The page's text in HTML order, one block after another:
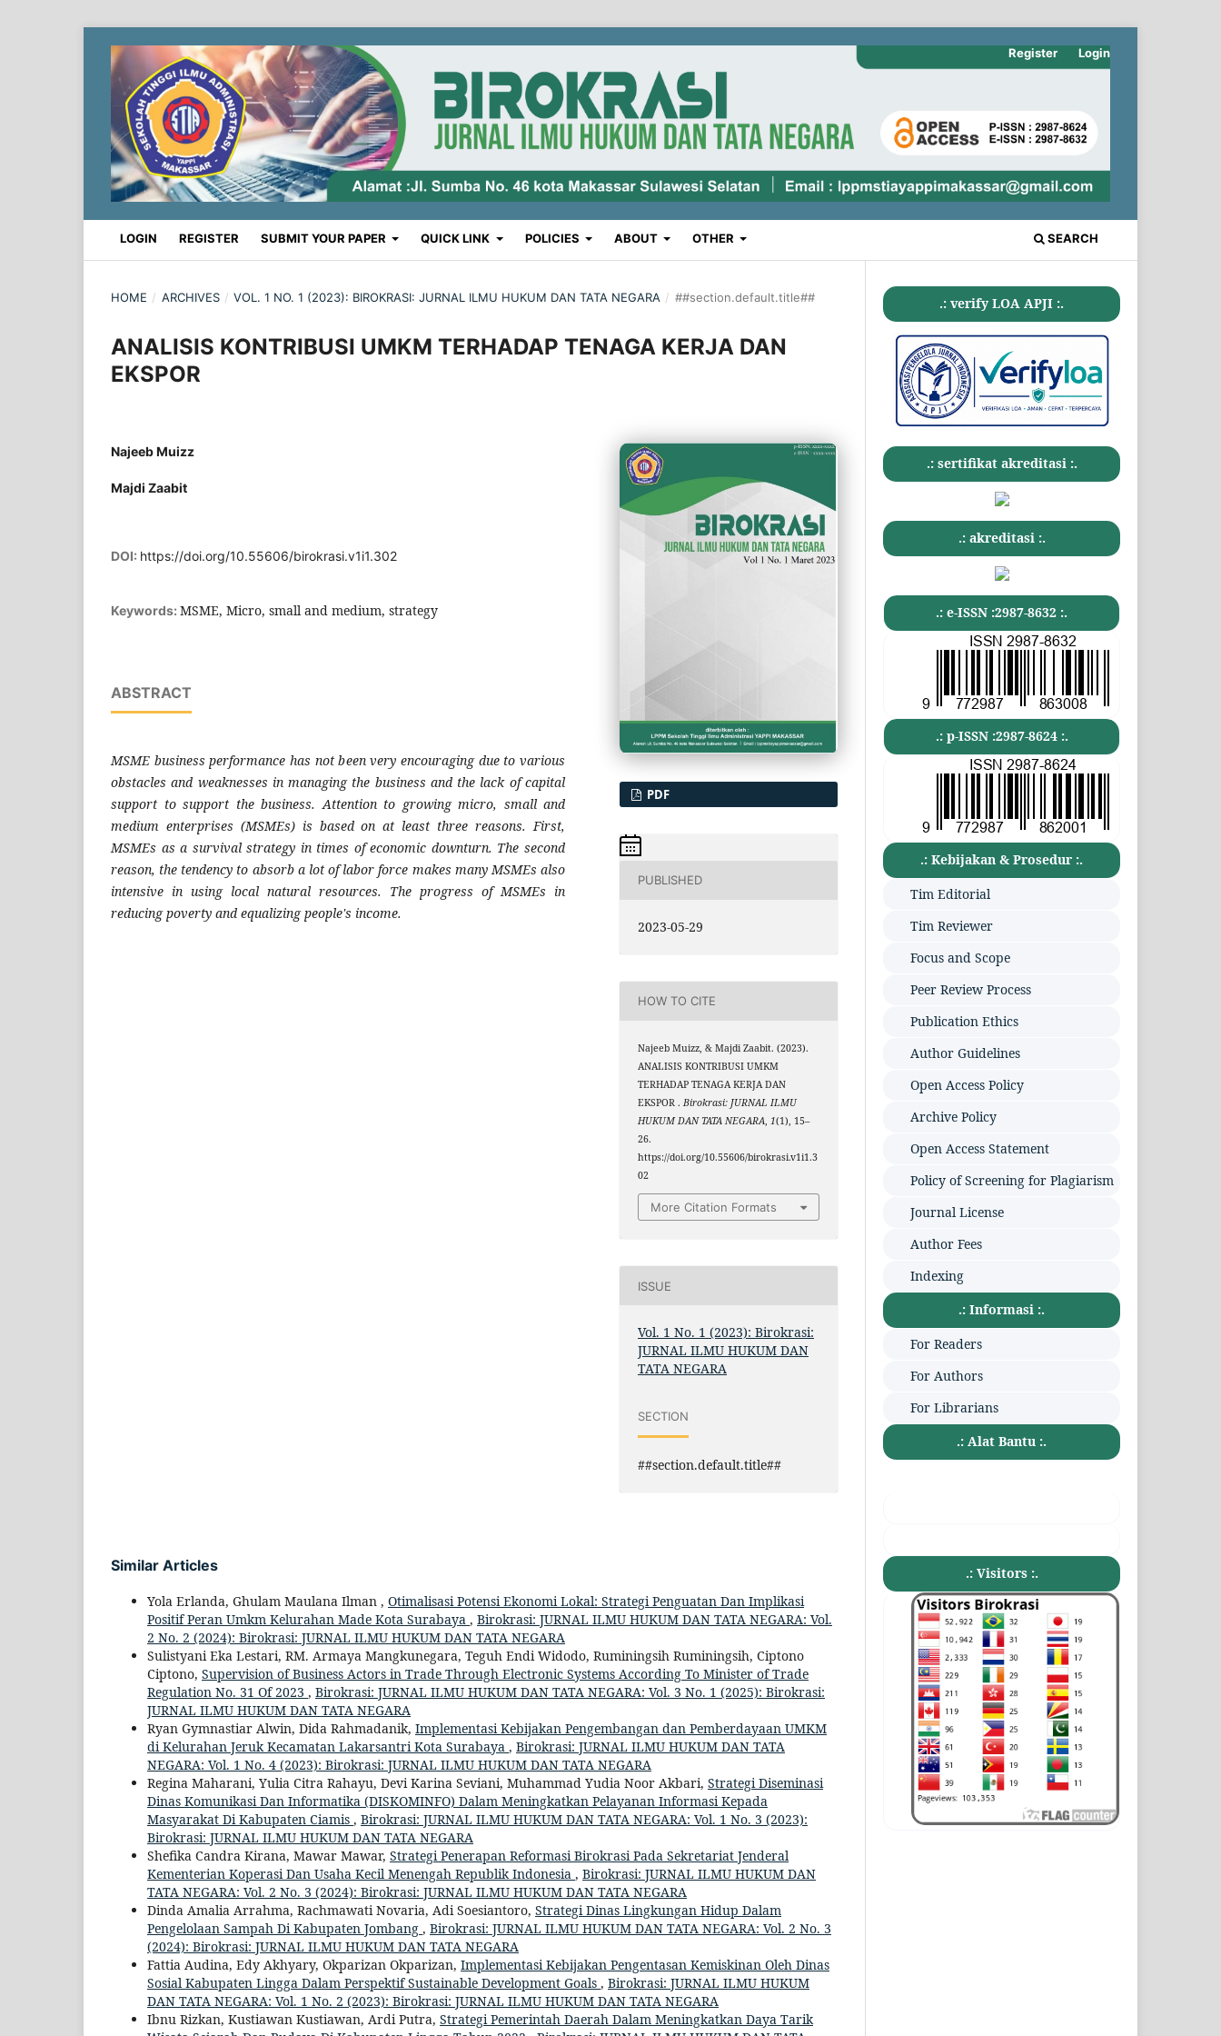
LOGIN REGISTER SUBMIT YOUR PAPER QUICK LINK POLICIES ABOUT OTHER SEARCH
Register Login
HOME / ARCHIVES / VOL. 1 NO. 1 (2023): BIROKRASI: JURNAL ILMU HUKUM DAN TATA NEGARA / ##section.default.title##
ANALISIS KONTRIBUSI UMKM TERHADAP TENAGA KERJA DAN
EKSPOR
Najeeb Muizz
Majdi Zaabit
DOI: https://doi.org/10.55606/birokrasi.v1i1.302
Keywords: MSME, Micro, small and medium, strategy
ABSTRACT
MSME business performance has not been very encouraging due to various
obstacles and weaknesses in managing the business and the lack of capital
support to support the business. Attention to growing micro, small and
medium enterprises (MSMEs) is based on at least three reasons. First,
MSMEs as a survival strategy in times of economic downturn. The second
reason, the tendency to absorb a lot of labor force makes many MSMEs also
intensive in using local natural resources. The progress of MSMEs in
reducing poverty and equalizing people's income.
PDF
PUBLISHED
2023-05-29
HOW TO CITE
Najeeb Muizz, & Majdi Zaabit. (2023).
ANALISIS KONTRIBUSI UMKM
TERHADAP TENAGA KERJA DAN
EKSPOR . Birokrasi: JURNAL ILMU
HUKUM DAN TATA NEGARA 1(1), 15–
26.
https://doi.org/10.55606/birokrasi.v1i1.3
02
More Citation Formats
ISSUE
Vol. 1 No. 1 (2023): Birokrasi:
JURNAL ILMU HUKUM DAN
TATA NEGARA
SECTION
##section.default.title##
Similar Articles
Yola Erlanda, Ghulam Maulana Ilman , Otimalisasi Potensi Ekonomi Lokal: Strategi Penguatan Dan Implikasi
Positif Peran Umkm Kelurahan Made Kota Surabaya , Birokrasi: JURNAL ILMU HUKUM DAN TATA NEGARA: Vol.
2 No. 2 (2024): Birokrasi: JURNAL ILMU HUKUM DAN TATA NEGARA
Sulistyani Eka Lestari, RM. Armaya Mangkunegara, Teguh Endi Widodo, Ruminingsih Ruminingsih, Ciptono
Ciptono, Supervision of Business Actors in Trade Through Electronic Systems According To Minister of Trade
Regulation No. 31 Of 2023 , Birokrasi: JURNAL ILMU HUKUM DAN TATA NEGARA: Vol. 3 No. 1 (2025): Birokrasi:
JURNAL ILMU HUKUM DAN TATA NEGARA
Ryan Gymnastiar Alwin, Dida Rahmadanik, Implementasi Kebijakan Pengembangan dan Pemberdayaan UMKM
di Kelurahan Jeruk Kecamatan Lakarsantri Kota Surabaya , Birokrasi: JURNAL ILMU HUKUM DAN TATA
NEGARA: Vol. 1 No. 4 (2023): Birokrasi: JURNAL ILMU HUKUM DAN TATA NEGARA
Regina Maharani, Yulia Citra Rahayu, Devi Karina Seviani, Muhammad Yudia Noor Akbari, Strategi Diseminasi
Dinas Komunikasi Dan Informatika (DISKOMINFO) Dalam Meningkatkan Pelayanan Informasi Kepada
Masyarakat Di Kabupaten Ciamis , Birokrasi: JURNAL ILMU HUKUM DAN TATA NEGARA: Vol. 1 No. 3 (2023):
Birokrasi: JURNAL ILMU HUKUM DAN TATA NEGARA
Shefika Candra Kirana, Mawar Mawar, Strategi Penerapan Reformasi Birokrasi Pada Sekretariat Jenderal
Kementerian Koperasi Dan Usaha Kecil Menengah Republik Indonesia , Birokrasi: JURNAL ILMU HUKUM DAN
TATA NEGARA: Vol. 2 No. 3 (2024): Birokrasi: JURNAL ILMU HUKUM DAN TATA NEGARA
Dinda Amalia Arrahma, Rachmawati Novaria, Adi Soesiantoro, Strategi Dinas Lingkungan Hidup Dalam
Pengelolaan Sampah Di Kabupaten Jombang , Birokrasi: JURNAL ILMU HUKUM DAN TATA NEGARA: Vol. 2 No. 3
(2024): Birokrasi: JURNAL ILMU HUKUM DAN TATA NEGARA
Fattia Audina, Edy Akhyary, Okparizan Okparizan, Implementasi Kebijakan Pengentasan Kemiskinan Oleh Dinas
Sosial Kabupaten Lingga Dalam Perspektif Sustainable Development Goals , Birokrasi: JURNAL ILMU HUKUM
DAN TATA NEGARA: Vol. 1 No. 2 (2023): Birokrasi: JURNAL ILMU HUKUM DAN TATA NEGARA
Ibnu Rizkan, Kustiawan Kustiawan, Ardi Putra, Strategi Pemerintah Daerah Dalam Meningkatkan Daya Tarik
.: verify LOA APJI :.
.: sertifikat akreditasi :.
.: akreditasi :.
.: e-ISSN :2987-8632 :.
.: p-ISSN :2987-8624 :.
.: Kebijakan & Prosedur :.
Tim Editorial
Tim Reviewer
Focus and Scope
Peer Review Process
Publication Ethics
Author Guidelines
Open Access Policy
Archive Policy
Open Access Statement
Policy of Screening for Plagiarism
Journal License
Author Fees
Indexing
.: Informasi :.
For Readers
For Authors
For Librarians
.: Alat Bantu :.
.: Visitors :.